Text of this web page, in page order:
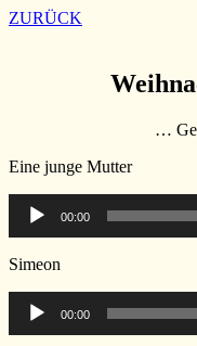
ZURÜCK
…
Eine junge Mutter
Audio-
Player
00:00
Simeon
Audio-
Player
00:00